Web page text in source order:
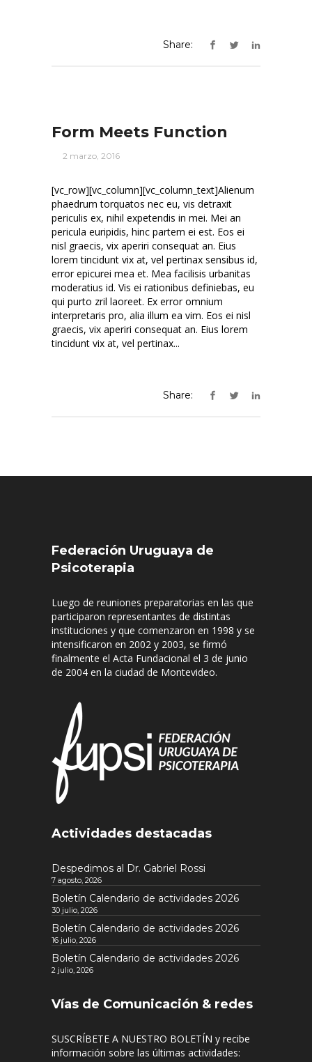
Share:
Form Meets Function
2 marzo, 2016
[vc_row][vc_column][vc_column_text]Alienum
phaedrum torquatos nec eu, vis detraxit
periculis ex, nihil expetendis in mei. Mei an
pericula euripidis, hinc partem ei est. Eos ei
nisl graecis, vix aperiri consequat an. Eius
lorem tincidunt vix at, vel pertinax sensibus id,
error epicurei mea et. Mea facilisis urbanitas
moderatius id. Vis ei rationibus definiebas, eu
qui purto zril laoreet. Ex error omnium
interpretaris pro, alia illum ea vim. Eos ei nisl
graecis, vix aperiri consequat an. Eius lorem
tincidunt vix at, vel pertinax...
Share:
Federación Uruguaya de
Psicoterapia
Luego de reuniones preparatorias en las que
participaron representantes de distintas
instituciones y que comenzaron en 1998 y se
intensificaron en 2002 y 2003, se firmó
finalmente el Acta Fundacional el 3 de junio
de 2004 en la ciudad de Montevideo.
Actividades destacadas
Despedimos al Dr. Gabriel Rossi
7 agosto, 2026
Boletín Calendario de actividades 2026
30 julio, 2026
Boletín Calendario de actividades 2026
16 julio, 2026
Boletín Calendario de actividades 2026
2 julio, 2026
Vías de Comunicación & redes
SUSCRÍBETE A NUESTRO BOLETÍN y recibe
información sobre las últimas actividades: